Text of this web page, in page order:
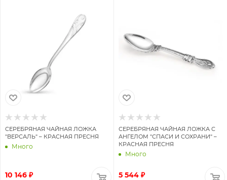
СЕРЕБРЯНАЯ ЧАЙНАЯ ЛОЖКА
"ВЕРСАЛЬ" – КРАСНАЯ ПРЕСНЯ
Много
10 146 ₽
СЕРЕБРЯНАЯ ЧАЙНАЯ ЛОЖКА С
АНГЕЛОМ "СПАСИ И СОХРАНИ" –
КРАСНАЯ ПРЕСНЯ
Много
5 544 ₽